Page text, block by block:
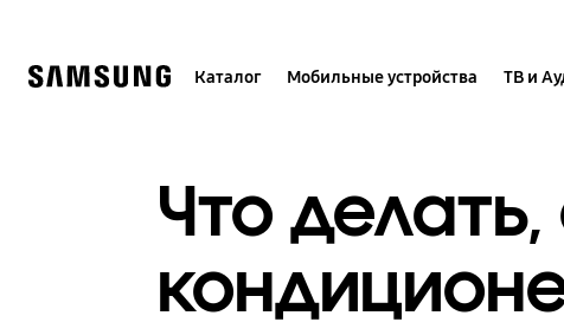
Каталог Мобильные устройства ТВ и
Что